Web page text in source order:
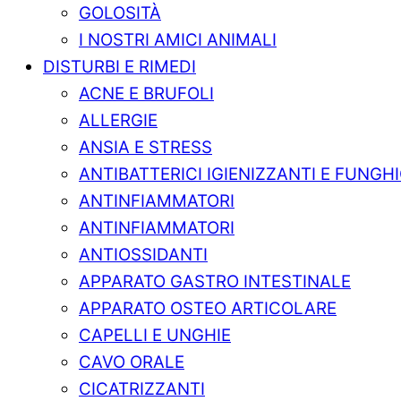
GOLOSITÀ
I NOSTRI AMICI ANIMALI
DISTURBI E RIMEDI
ACNE E BRUFOLI
ALLERGIE
ANSIA E STRESS
ANTIBATTERICI IGIENIZZANTI E
ANTINFIAMMATORI
ANTINFIAMMATORI
ANTIOSSIDANTI
APPARATO GASTRO INTESTINALE
APPARATO OSTEO ARTICOLARE
CAPELLI E UNGHIE
CAVO ORALE
CICATRIZZANTI